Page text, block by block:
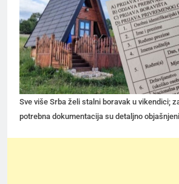
Sve više Srba želi stalni boravak u vikendici;
potrebna dokumentacija su detaljno